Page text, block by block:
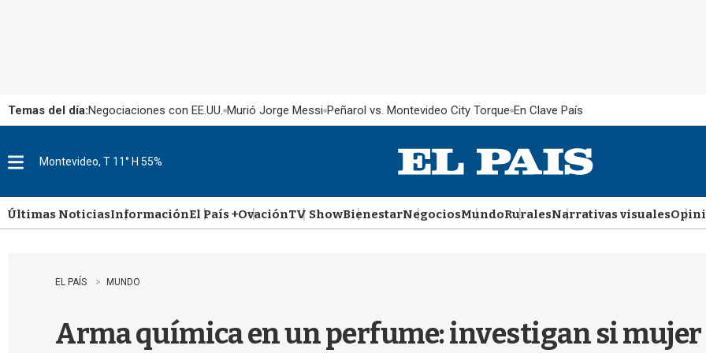
Temas del día:Negociaciones con EE.UU. Murió Jorge Messi Peñarol vs. Montevideo City Torque En Clave País
u
Montevideo, T 11° H 55%
Últimas NoticiasInformaciónEl País +OvaciónTV ShowBienestarNegociosMundoRuralesNarrativas visuales
EL PAÍS MUNDO
Arma química en un perfume: investigan si